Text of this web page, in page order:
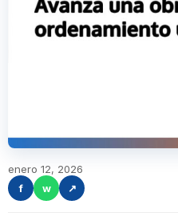
enero 12, 2026
f
w ↗